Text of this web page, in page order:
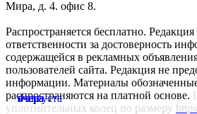
вчера
вчера
вчера
вчера
4 августа
Мира, д. 4. офис 8.
Распространяется бесплатно. Редакция
ответственности за достоверность
содержащейся в рекламных
пользователей сайта. Редакция не
информации. Материалы
распространяются на платной основе.
уплотнительных колец по размеру